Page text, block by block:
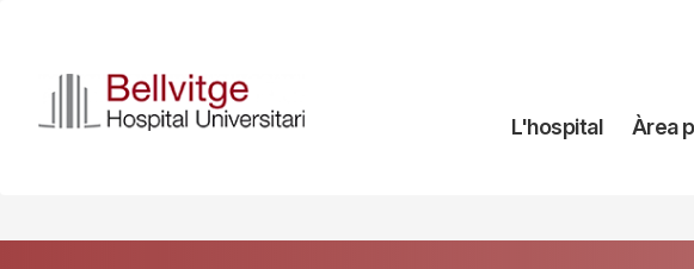
contingut
Navegación
L'hospital Àrea